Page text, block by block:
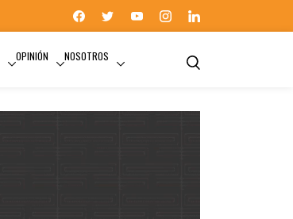
OPINIÓN NOSOTROS